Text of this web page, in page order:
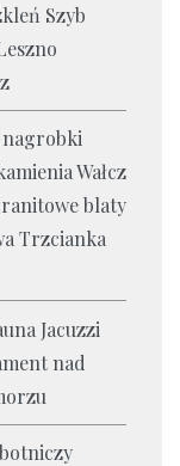
Szyb
Wałcz
blaty
Trzcianka
Jacuzzi
nad